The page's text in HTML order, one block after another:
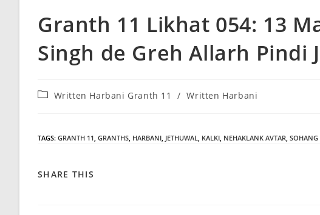
Granth 11 Likhat 054: 13
Singh de Greh Allarh Pindi
PostWritten Harbani Granth 11 / Written Harbani
TAGS: GRANTH 11, GRANTHS, HARBANI, JETHUWAL, KALKI, NEHAKLANK AVTAR, SOHANG
SHARE THIS